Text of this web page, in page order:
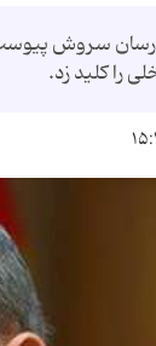
رسان سروش
را کلید زد.